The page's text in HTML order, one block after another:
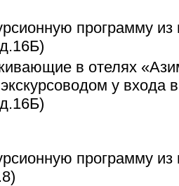
программу из
в отелях
у входа
программу из